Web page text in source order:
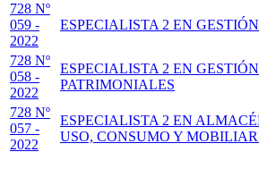
728 Nº
059 -
2022
ESPECIALISTA 2 EN
728 Nº
058 -
2022
ESPECIALISTA 2 EN
PATRIMONIALES
728 Nº
057 -
2022
ESPECIALISTA 2 EN
USO, CONSUMO Y